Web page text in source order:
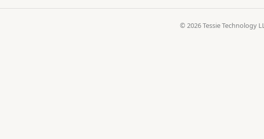
© 2026 Tessie Technology